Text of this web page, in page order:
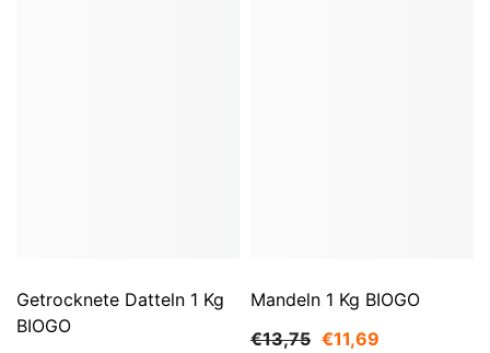
Getrocknete Datteln 1 Kg
BIOGO
Mandeln 1 Kg BIOGO
€13,75 €11,69